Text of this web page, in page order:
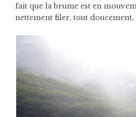
fait que la brume est en
nettement filer, tout doucement,